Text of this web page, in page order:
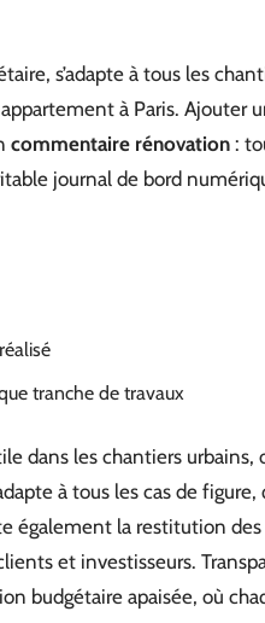
s’adapte à tous les
à Paris. Ajouter
commentaire rénovation :
journal de bord
tranche de travaux
dans les chantiers urbains,
à tous les cas de figure,
également la restitution
et investisseurs.
budgétaire apaisée, où